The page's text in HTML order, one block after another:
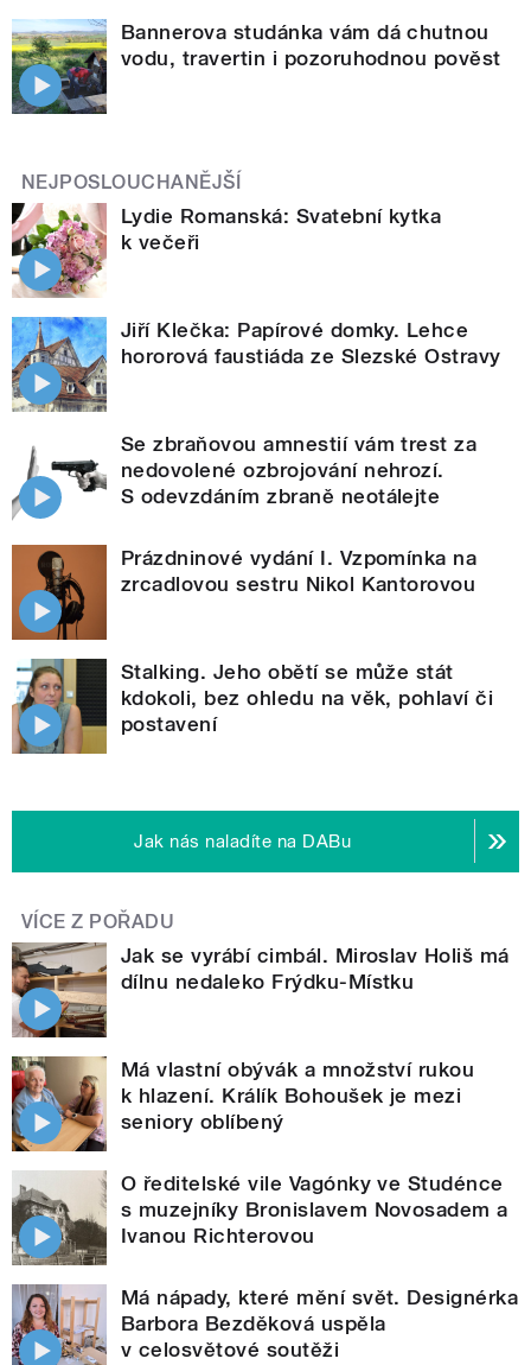
Bannerova studánka vám dá chutnou
vodu, travertin i pozoruhodnou pověst
NEJPOSLOUCHANĚJŠÍ
Lydie Romanská: Svatební kytka
k večeři
Jiří Klečka: Papírové domky. Lehce
hororová faustiáda ze Slezské Ostravy
Se zbraňovou amnestií vám trest za
nedovolené ozbrojování nehrozí.
S odevzdáním zbraně neotálejte
Prázdninové vydání I. Vzpomínka na
zrcadlovou sestru Nikol Kantorovou
Stalking. Jeho obětí se může stát
kdokoli, bez ohledu na věk, pohlaví či
postavení
Jak nás naladíte na DABu
VÍCE Z POŘADU
Jak se vyrábí cimbál. Miroslav Holiš má
dílnu nedaleko Frýdku-Místku
Má vlastní obývák a množství rukou
k hlazení. Králík Bohoušek je mezi
seniory oblíbený
O ředitelské vile Vagónky ve Studénce
s muzejníky Bronislavem Novosadem a
Ivanou Richterovou
Má nápady, které mění svět. Designérka
Barbora Bezděková uspěla
v celosvětové soutěži